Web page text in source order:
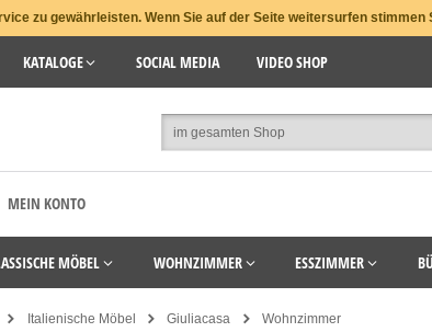
zu gewährleisten. Wenn Sie auf der Seite weitersurfen stimmen
KATALOGE SOCIAL MEDIA VIDEO SHOP
MEIN KONTO
MÖBEL WOHNZIMMER ESSZIMMER
Italienische Möbel Giuliacasa Wohnzimmer